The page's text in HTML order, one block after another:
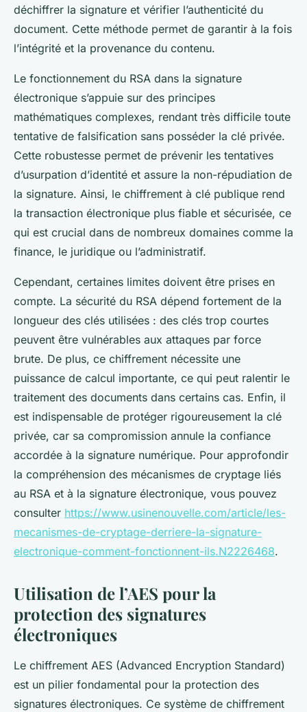
déchiffrer la signature et vérifier l’authenticité du
document. Cette méthode permet de garantir à la fois
l’intégrité et la provenance du contenu.
Le fonctionnement du RSA dans la signature
électronique s’appuie sur des principes
mathématiques complexes, rendant très difficile toute
tentative de falsification sans posséder la clé privée.
Cette robustesse permet de prévenir les tentatives
d’usurpation d’identité et assure la non-répudiation de
la signature. Ainsi, le chiffrement à clé publique rend
la transaction électronique plus fiable et sécurisée, ce
qui est crucial dans de nombreux domaines comme la
finance, le juridique ou l’administratif.
Cependant, certaines limites doivent être prises en
compte. La sécurité du RSA dépend fortement de la
longueur des clés utilisées : des clés trop courtes
peuvent être vulnérables aux attaques par force
brute. De plus, ce chiffrement nécessite une
puissance de calcul importante, ce qui peut ralentir le
traitement des documents dans certains cas. Enfin, il
est indispensable de protéger rigoureusement la clé
privée, car sa compromission annule la confiance
accordée à la signature numérique. Pour approfondir
la compréhension des mécanismes de cryptage liés
au RSA et à la signature électronique, vous pouvez
consulter https://www.usinenouvelle.com/article/les-
mecanismes-de-cryptage-derriere-la-signature-
electronique-comment-fonctionnent-ils.N2226468.
Utilisation de l’AES pour la
protection des signatures
électroniques
Le chiffrement AES (Advanced Encryption Standard)
est un pilier fondamental pour la protection des
signatures électroniques. Ce système de chiffrement